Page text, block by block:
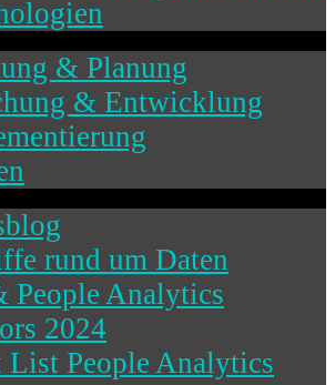
& Planung
& Entwicklung
rund um Daten
People Analytics
2024
List People Analytics